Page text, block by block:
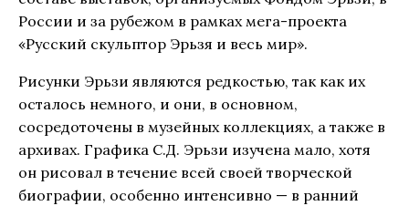
России и за рубежом в рамках мега-проекта
«Русский скульптор Эрьзя и весь мир».
Рисунки Эрьзи являются редкостью, так как их
осталось немного, и они, в основном,
сосредоточены в музейных коллекциях, а также в
архивах. Графика С.Д. Эрьзи изучена мало, хотя
он рисовал в течение всей своей творческой
биографии, особенно интенсивно — в ранний